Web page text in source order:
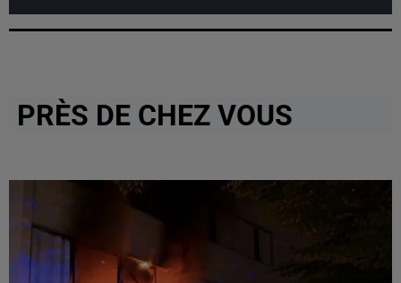
PRÈS DE CHEZ VOUS